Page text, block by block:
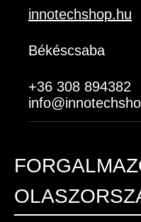
innotechshop.hu
Békéscsaba
+36 308 894382